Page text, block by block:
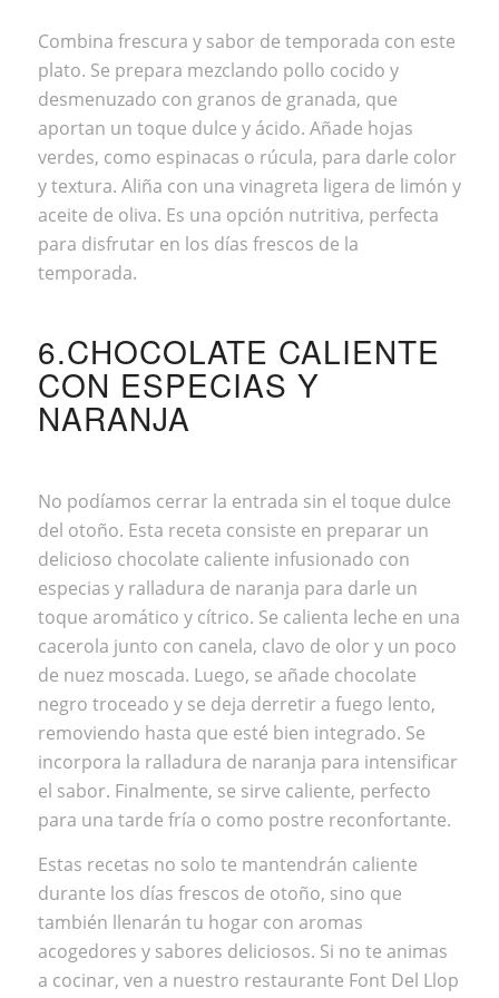
Combina frescura y sabor de temporada con este
plato. Se prepara mezclando pollo cocido y
desmenuzado con granos de granada, que
aportan un toque dulce y ácido. Añade hojas
verdes, como espinacas o rúcula, para darle color
y textura. Aliña con una vinagreta ligera de limón y
aceite de oliva. Es una opción nutritiva, perfecta
para disfrutar en los días frescos de la
temporada.
6.CHOCOLATE CALIENTE
CON ESPECIAS Y
NARANJA
No podíamos cerrar la entrada sin el toque dulce
del otoño. Esta receta consiste en preparar un
delicioso chocolate caliente infusionado con
especias y ralladura de naranja para darle un
toque aromático y cítrico. Se calienta leche en una
cacerola junto con canela, clavo de olor y un poco
de nuez moscada. Luego, se añade chocolate
negro troceado y se deja derretir a fuego lento,
removiendo hasta que esté bien integrado. Se
incorpora la ralladura de naranja para intensificar
el sabor. Finalmente, se sirve caliente, perfecto
para una tarde fría o como postre reconfortante.
Estas recetas no solo te mantendrán caliente
durante los días frescos de otoño, sino que
también llenarán tu hogar con aromas
acogedores y sabores deliciosos. Si no te animas
a cocinar, ven a nuestro restaurante Font Del Llop